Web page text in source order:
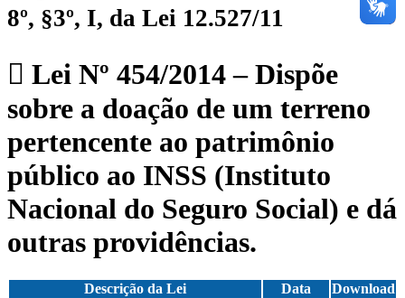
8º, §3º, I, da Lei 12.527/11
Lei Nº 454/2014 – Dispõe
sobre a doação de um terreno
pertencente ao patrimônio
público ao INSS (Instituto
Nacional do Seguro Social) e dá
outras providências.
Descrição da Lei Data
Download